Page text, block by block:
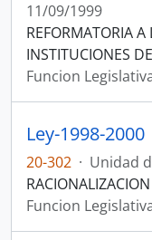
11/09/1999
REFORMATORIA A
INSTITUCIONES
Funcion
Ley-1998-2000
20-302 · Unidad
Funcion